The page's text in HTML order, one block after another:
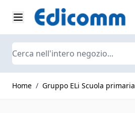
Salta al contenuto
Search
Home / Gruppo ELi Scuola primaria